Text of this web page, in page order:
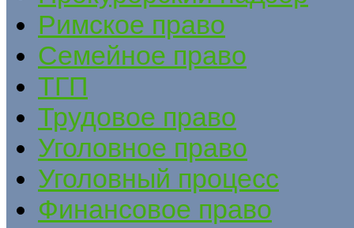
Римское право
Семейное право
ТГП
Трудовое право
Уголовное право
Уголовный процесс
Финансовое право